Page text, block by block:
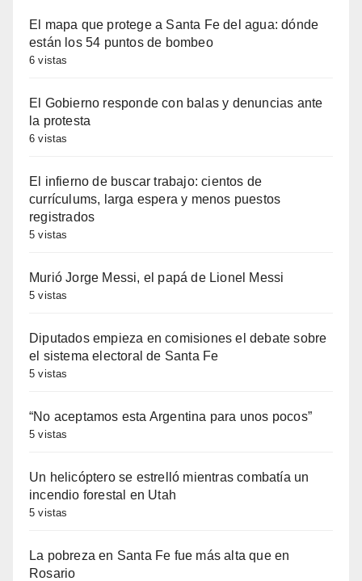
El mapa que protege a Santa Fe del agua: dónde
están los 54 puntos de bombeo
6 vistas
El Gobierno responde con balas y denuncias ante
la protesta
6 vistas
El infierno de buscar trabajo: cientos de
currículums, larga espera y menos puestos
registrados
5 vistas
Murió Jorge Messi, el papá de Lionel Messi
5 vistas
Diputados empieza en comisiones el debate sobre
el sistema electoral de Santa Fe
5 vistas
“No aceptamos esta Argentina para unos pocos”
5 vistas
Un helicóptero se estrelló mientras combatía un
incendio forestal en Utah
5 vistas
La pobreza en Santa Fe fue más alta que en
Rosario